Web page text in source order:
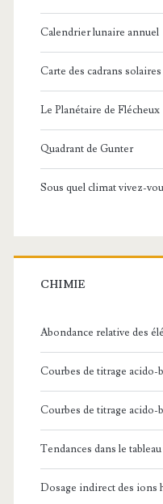
Calendrier lunaire annuel
Carte des cadrans
Le Planétaire de Flécheux
Quadrant de Gunter
Sous quel climat vivez-
CHIMIE
Abondance relative des
Courbes de titrage acido-
Courbes de titrage acido-
Tendances dans le
Dosage indirect des ions